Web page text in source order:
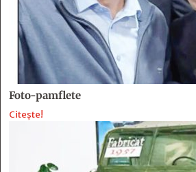
Foto-pamflete
Citește!